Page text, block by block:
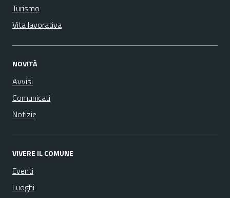
Turismo
Vita lavorativa
NOVITÀ
Avvisi
Comunicati
Notizie
VIVERE IL COMUNE
Eventi
Luoghi